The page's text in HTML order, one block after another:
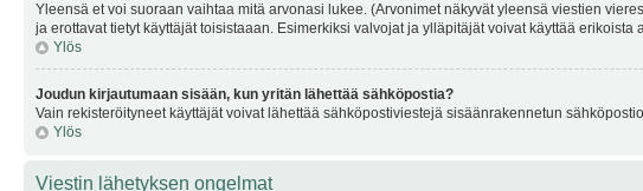
Yleensä et voi suoraan vaihtaa mitä arvonasi lukee. (Arvonimet näkyvät yleensä viestien
ja erottavat tietyt käyttäjät toisistaaan. Esimerkiksi valvojat ja ylläpitäjät voivat käyttää
Ylös
Joudun kirjautumaan sisään, kun yritän lähettää sähköpostia?
Vain rekisteröityneet käyttäjät voivat lähettää sähköpostiviestejä sisäänrakennetun
Ylös
Viestin lähetyksen ongelmat